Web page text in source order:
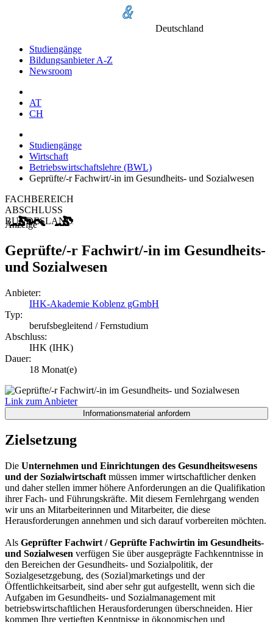
Deutschland
Studiengänge
Bildungsanbieter A-Z
Newsroom
AT
CH
Studiengänge
Wirtschaft
Betriebswirtschaftslehre (BWL)
Geprüfte/-r Fachwirt/-in im Gesundheits- und Sozialwesen
FACHBEREICH
ABSCHLUSS
BUNDESLAND
Anzeige
Geprüfte/-r Fachwirt/-in im Gesundheits-
und Sozialwesen
Anbieter:
IHK-Akademie Koblenz gGmbH
Typ:
berufsbegleitend / Fernstudium
Abschluss:
IHK (IHK)
Dauer:
18 Monat(e)
Link zum Anbieter
Zielsetzung
Die Unternehmen und Einrichtungen des Gesundheitswesens
und der Sozialwirtschaft müssen immer wirtschaftlicher denken
und daher stellen immer höhere Anforderungen an die Qualifikation
ihrer Fach- und Führungskräfte. Mit diesem Fernlehrgang wenden
wir uns an Mitarbeiterinnen und Mitarbeiter, die diese
Herausforderungen annehmen und sich darauf vorbereiten möchten.
Als Geprüfter Fachwirt / Geprüfte Fachwirtin im Gesundheits-
und Sozialwesen verfügen Sie über ausgeprägte Fachkenntnisse in
den Bereichen der Gesundheits- und Sozialpolitik, der
Sozialgesetzgebung, des (Sozial)marketings und der
Öffentlichkeitsarbeit, sind aber sehr gut aufgestellt, wenn sich die
Aufgaben im Gesundheits- und Sozialmanagement mit
betriebswirtschaftlichen Herausforderungen überschneiden. Hier
kommen Ihre vertieften Kenntnisse in ökonomischen und